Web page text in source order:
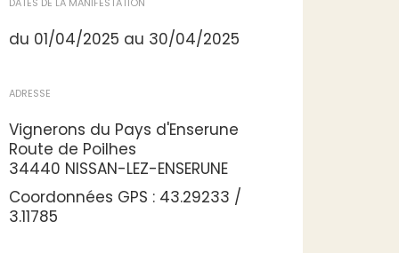
du 01/04/2025 au 30/04/2025
ADRESSE
Vignerons du Pays d'Enserune
Route de Poilhes
34440 NISSAN-LEZ-ENSERUNE
Coordonnées GPS : 43.29233 /
3.11785